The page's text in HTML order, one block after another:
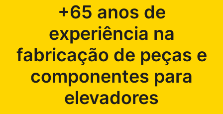
+65 anos de
experiência na
fabricação de peças e
componentes para
elevadores